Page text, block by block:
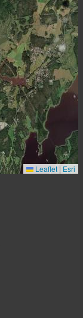
Leaflet | Esri